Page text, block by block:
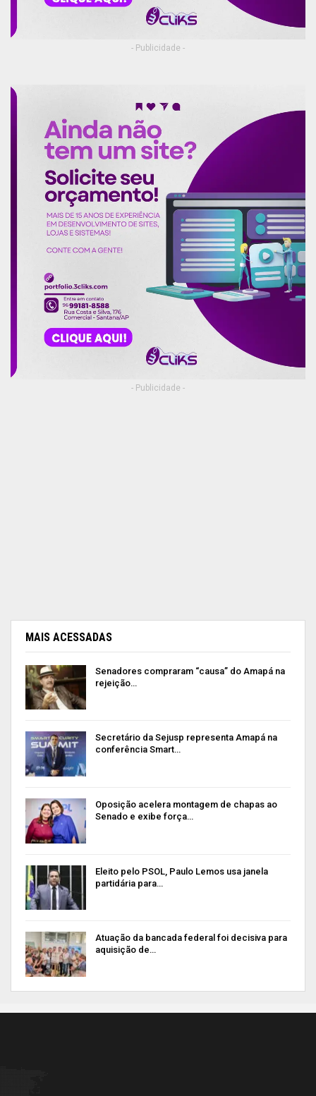
- Publicidade -
- Publicidade -
MAIS ACESSADAS
Senadores compraram “causa” do Amapá na
rejeição…
Secretário da Sejusp representa Amapá na
conferência Smart…
Oposição acelera montagem de chapas ao
Senado e exibe força…
Eleito pelo PSOL, Paulo Lemos usa janela
partidária para…
Atuação da bancada federal foi decisiva para
aquisição de…